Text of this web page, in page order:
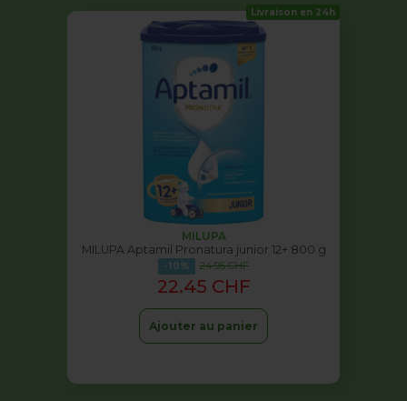
Livraison en 24h
MILUPA
MILUPA Aptamil Pronatura junior 12+ 800 g
-10% 24.95 CHF
22.45 CHF
Ajouter au panier